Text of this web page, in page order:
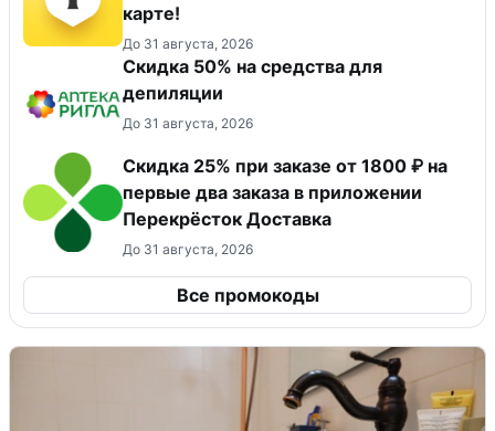
карте!
До 31 августа, 2026
Скидка 50% на средства для
депиляции
До 31 августа, 2026
Скидка 25% при заказе от 1800 ₽ на
первые два заказа в приложении
Перекрёсток Доставка
До 31 августа, 2026
Все промокоды